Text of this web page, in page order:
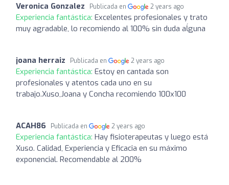
Veronica Gonzalez Publicada en 2 years ago
Experiencia fantástica: Excelentes profesionales y trato
muy agradable, lo recomiendo al 100% sin duda aĺguna
joana herraiz Publicada en 2 years ago
Experiencia fantástica: Estoy en cantada son
profesionales y atentos cada uno en su
trabajo.Xuso,Joana y Concha recomiendo 100x100
ACAH86 Publicada en 2 years ago
Experiencia fantástica: Hay fisioterapeutas y luego está
Xuso. Calidad, Experiencia y Eficacia en su máximo
exponencial. Recomendable al 200%